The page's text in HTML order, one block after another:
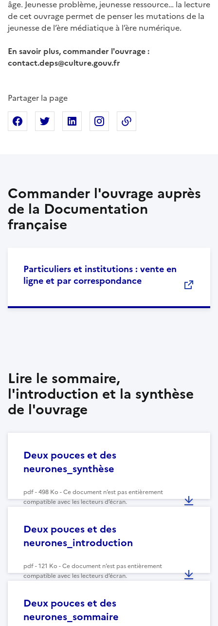
âge. Jeunesse problème, jeunesse ressource… la lecture
de cet ouvrage permet de penser les mutations de la
jeunesse de l’ère médiatique à l’ère numérique.
En savoir plus, commander l'ouvrage :
contact.deps@culture.gouv.fr
Partager la page
Partager sur Facebook
Partager sur XPartager sur Linkedin
Partager sur Instagram
Commander l'ouvrage auprès
de la Documentation
française
Particuliers et institutions : vente en
ligne et par correspondance
Lire le sommaire,
l'introduction et la synthèse
de l'ouvrage
Deux pouces et des
neurones_synthèse
pdf - 498 Ko - Ce document n’est pas entièrement
compatible avec les lecteurs d’écran.
Deux pouces et des
neurones_introduction
pdf - 121 Ko - Ce document n’est pas entièrement
compatible avec les lecteurs d’écran.
Deux pouces et des
neurones_sommaire